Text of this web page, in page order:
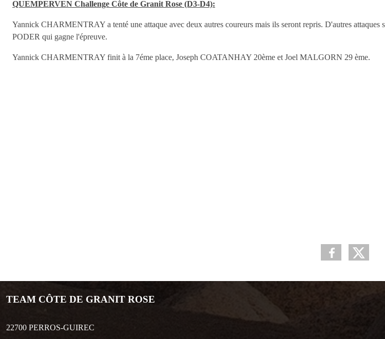
QUEMPERVEN Challenge Côte de Granit Rose (D3-D4):
Yannick CHARMENTRAY a tenté une attaque avec deux autres coureurs mais ils seront repris. D'autres
PODER qui gagne l'épreuve.
Yannick CHARMENTRAY finit à la 7éme place, Joseph COATANHAY 20ème et Joel MALGORN 29 ème.
TEAM CÔTE DE GRANIT ROSE
22700 PERROS-GUIREC